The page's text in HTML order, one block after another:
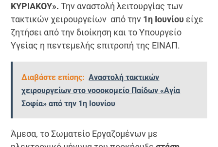
ΚΥΡΙΑΚΟΥ».Την αναστολή λειτουργίας των
τακτικών χειρουργείων από την 1η Ιουνίου είχε
ζητήσει από την διοίκηση και το Υπουργείο
Υγείας η πεντεμελής επιτροπή της ΕΙΝΑΠ.
Διαβάστε επίσης: Αναστολή τακτικών
χειρουργείων στο νοσοκομείο Παίδων «Αγία
Σοφία» από την 1η Ιουνίου
Άμεσα, το Σωματείο Εργαζομένων με